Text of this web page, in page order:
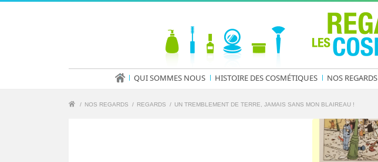
QUI SOMMES NOUS HISTOIRE DES COSMÉTIQUES NOS REGARDS
/ NOS REGARDS / REGARDS / UN TREMBLEMENT DE TERRE, JAMAIS SANS MON BLAIREAU !